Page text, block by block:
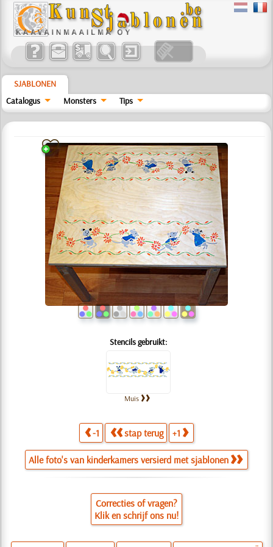
SJABLONEN
Catalogus
Monsters Tips
Stencils gebruikt:
Muis
-1 stap terug +1
Alle foto's van kinderkamers versierd met sjablonen
Correcties of vragen?
Klik en schrijf ons nu!